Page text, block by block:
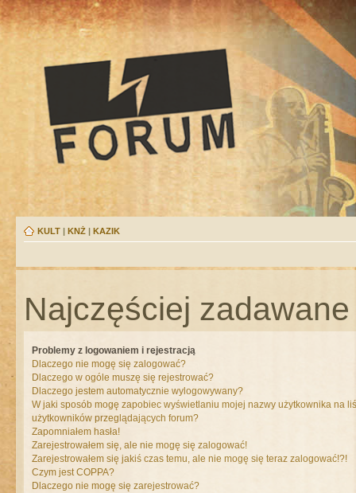
KULT | KNŻ | KAZIK
Najczęściej
Problemy z logowaniem i rejestracją
Dlaczego nie mogę się zalogować?
Dlaczego w ogóle muszę się rejestrować?
Dlaczego jestem automatycznie wylogowywany?
W jaki sposób mogę zapobiec wyświetlaniu mojej nazwy użytkownika na
użytkowników przeglądających forum?
Zapomniałem hasła!
Zarejestrowałem się, ale nie mogę się zalogować!
Zarejestrowałem się jakiś czas temu, ale nie mogę się teraz zalogować!?!
Czym jest COPPA?
Dlaczego nie mogę się zarejestrować?